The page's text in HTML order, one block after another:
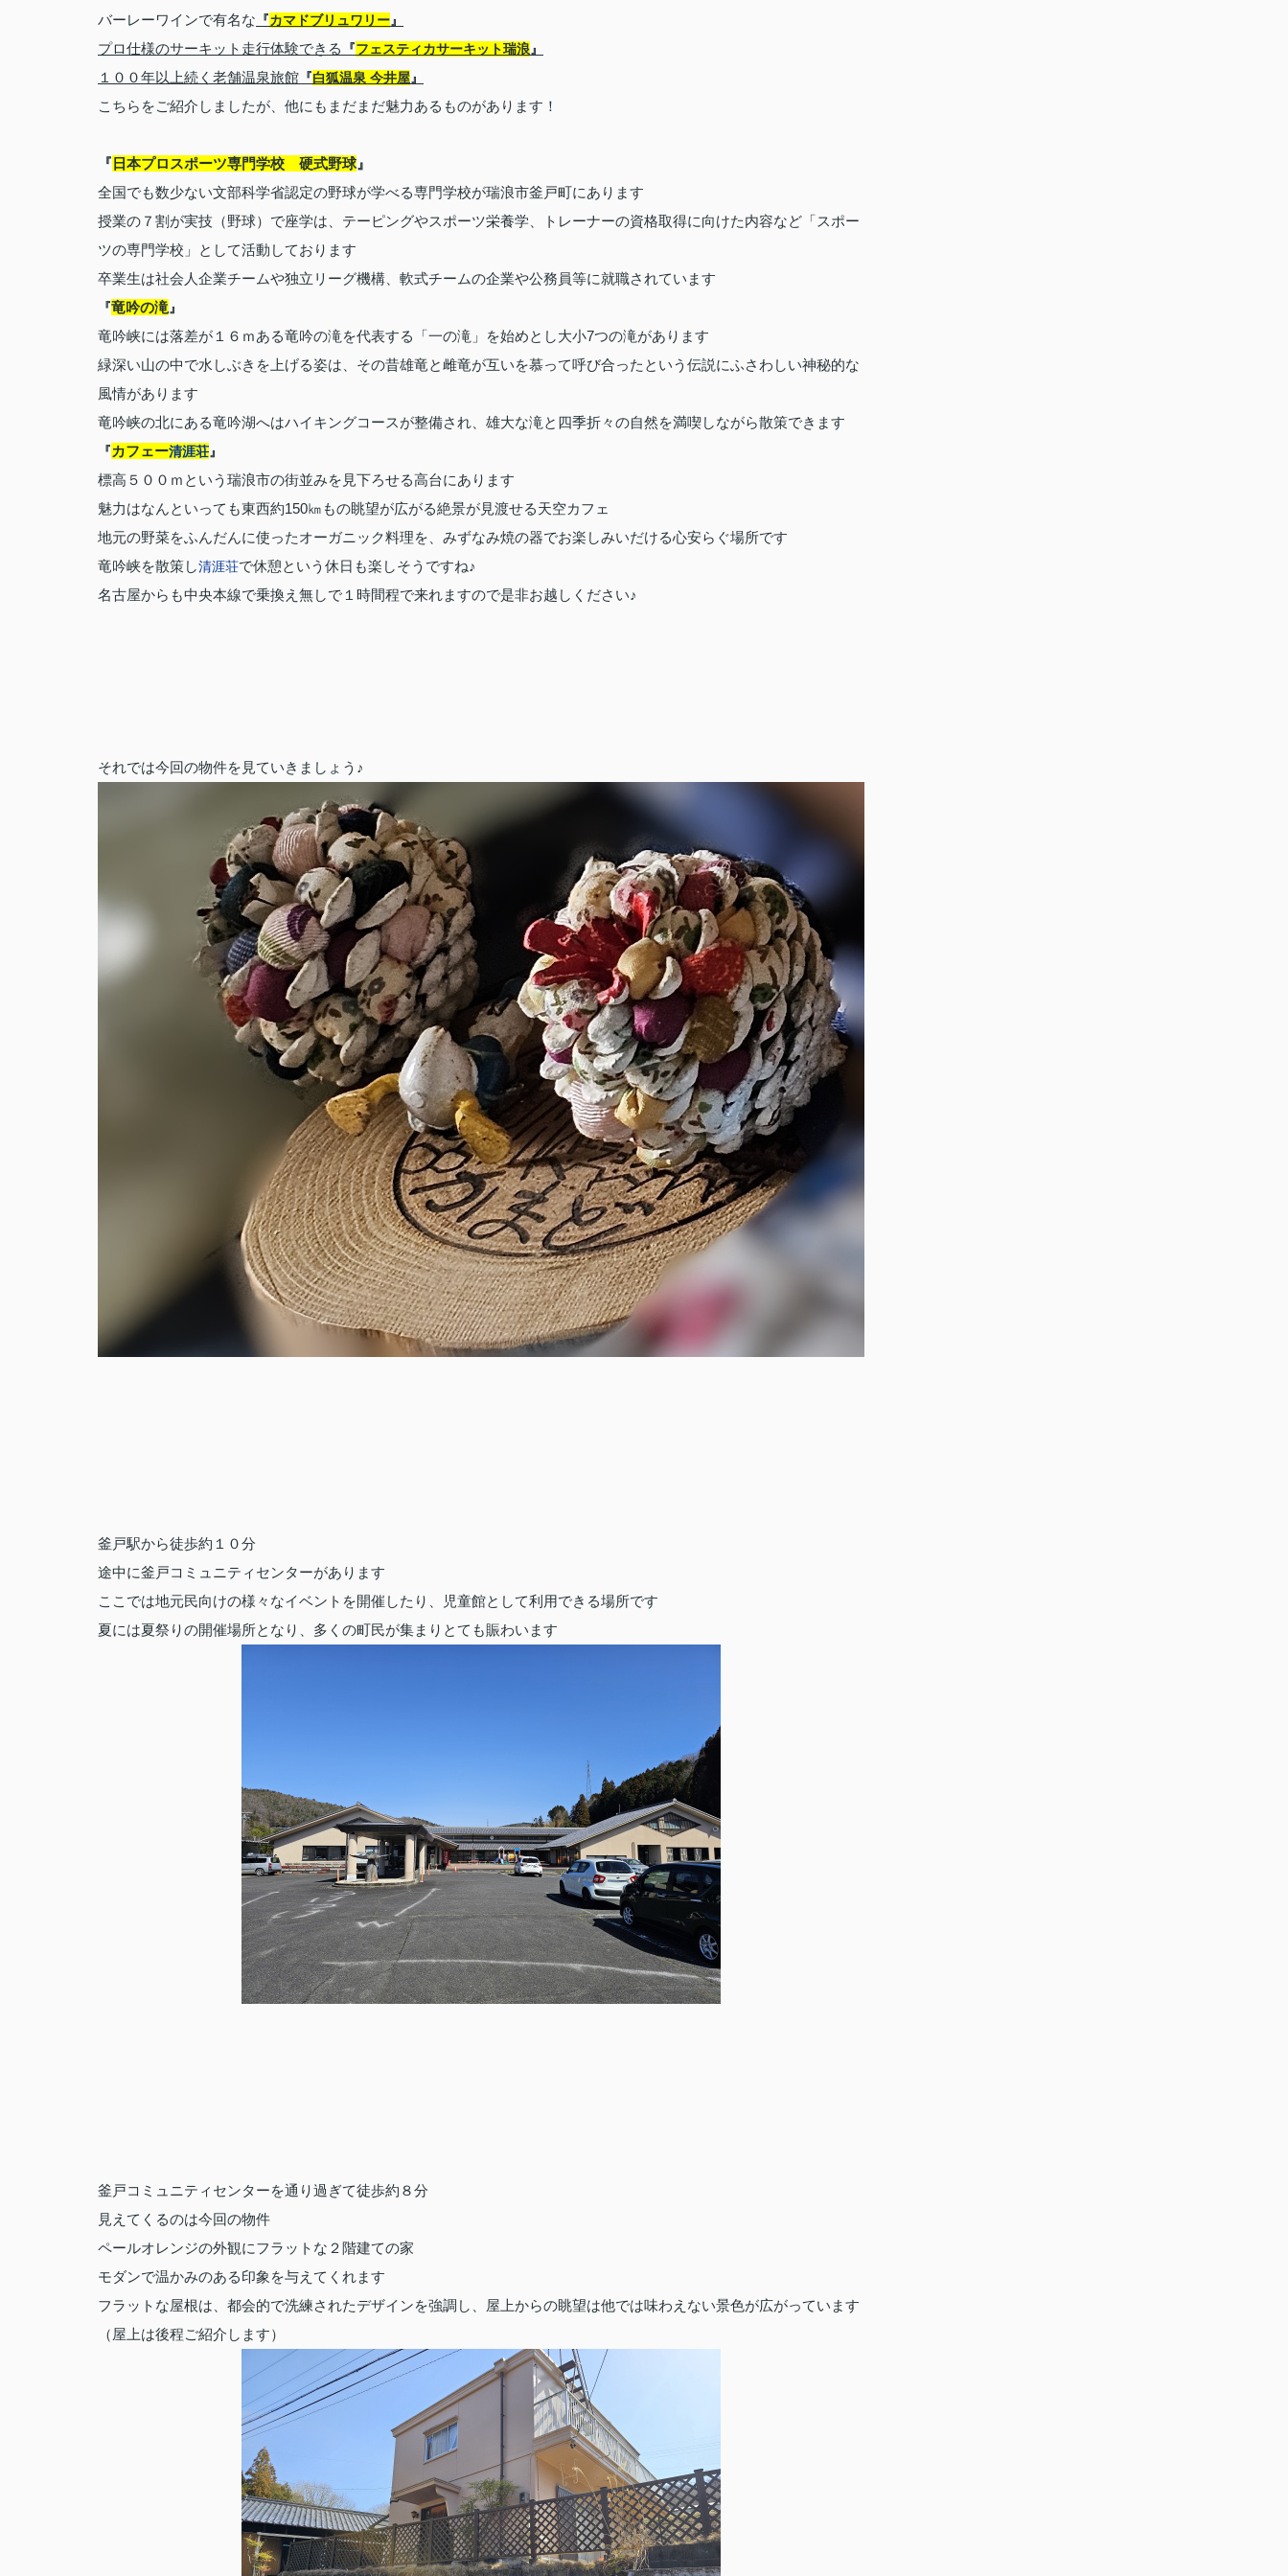
バーレーワインで有名な 『カマドブリュワリー』
プロ仕様のサーキット走行体験できる 『フェスティカサーキット瑞浪』
１００年以上続く老舗温泉旅館 『白狐温泉 今井屋』
こちらをご紹介しましたが、他にもまだまだ魅力あるものがあります！
『 日本プロスポーツ専門学校 硬式野球 』
全国でも数少ない文部科学省認定の野球が学べる専門学校が瑞浪市釜戸町にあります
授業の７割が実技（野球）で座学は、テーピングやスポーツ栄養学、トレーナーの資格取得に向けた内容など「スポー
ツの専門学校」として活動しております
卒業生は社会人企業チームや独立リーグ機構、軟式チームの企業や公務員等に就職されています
『竜吟の滝 』
竜吟峡には落差が１６ｍある竜吟の滝を代表する「一の滝」を始めとし大小7つの滝があります
緑深い山の中で水しぶきを上げる姿は、その昔雄竜と雌竜が互いを慕って呼び合ったという伝説にふさわしい神秘的な
風情があります
竜吟峡の北にある竜吟湖へはハイキングコースが整備され、雄大な滝と四季折々の自然を満喫しながら散策できます
『カフェー清涯荘』
標高５００ｍという瑞浪市の街並みを見下ろせる高台にあります
魅力はなんといっても東西約150㎞もの眺望が広がる絶景が見渡せる天空カフェ
地元の野菜をふんだんに使ったオーガニック料理を、みずなみ焼の器でお楽しみいだける心安らぐ場所です
竜吟峡を散策し清涯荘で休憩という休日も楽しそうですね♪
名古屋からも中央本線で乗換え無しで１時間程で来れますので是非お越しください♪
それでは今回の物件を見ていきましょう ♪
釜戸駅から徒歩約１０分
途中に釜戸コミュニティセンターがあります
ここでは地元民向けの様々なイベントを開催したり、児童館として利用できる場所です
夏には夏祭りの開催場所となり、多くの町民が集まりとても賑わいます
釜戸コミュニティセンターを通り過ぎて徒歩約８分
見えてくるのは今回の物件
ペールオレンジの外観にフラットな２階建ての家
モダンで温かみのある印象を与えてくれます
フラットな屋根は、都会的で洗練されたデザインを強調し、屋上からの眺望は他では味わえない景色が広がっています
（屋上は後程ご紹介します）